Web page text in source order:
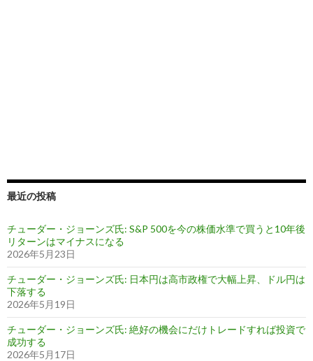
最近の投稿
チューダー・ジョーンズ氏: S&P 500を今の株価水準で買うと10年後
リターンはマイナスになる
2026年5月23日
チューダー・ジョーンズ氏: 日本円は高市政権で大幅上昇、ドル円は
下落する
2026年5月19日
チューダー・ジョーンズ氏: 絶好の機会にだけトレードすれば投資で
成功する
2026年5月17日